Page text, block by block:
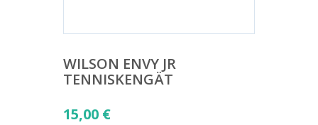
WILSON ENVY JR
TENNISKENGÄT
15,00 €